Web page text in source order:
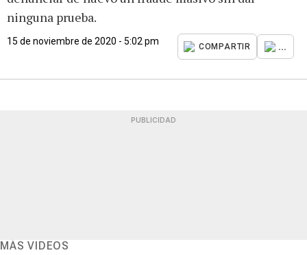
ninguna prueba.
15 de noviembre de 2020 - 5:02 pm
COMPARTIR ...
PUBLICIDAD
MÁS VIDEOS